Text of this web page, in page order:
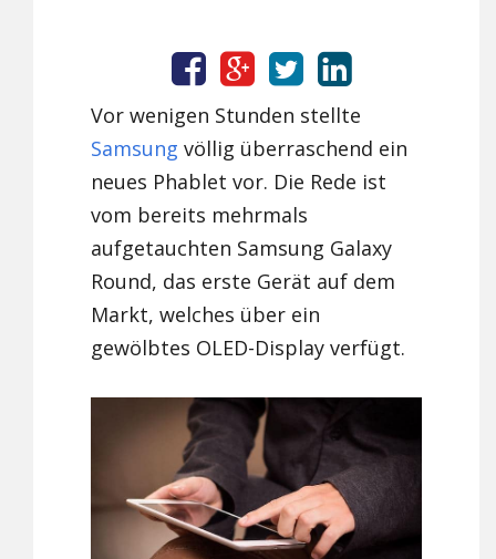
Vor wenigen Stunden stellte
Samsung völlig überraschend ein
neues Phablet vor. Die Rede ist
vom bereits mehrmals
aufgetauchten Samsung Galaxy
Round, das erste Gerät auf dem
Markt, welches über ein
gewölbtes OLED-Display verfügt.